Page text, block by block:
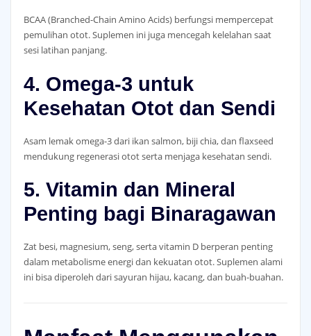
BCAA (Branched-Chain Amino Acids) berfungsi mempercepat
pemulihan otot. Suplemen ini juga mencegah kelelahan saat
sesi latihan panjang.
4. Omega-3 untuk
Kesehatan Otot dan Sendi
Asam lemak omega-3 dari ikan salmon, biji chia, dan flaxseed
mendukung regenerasi otot serta menjaga kesehatan sendi.
5. Vitamin dan Mineral
Penting bagi Binaragawan
Zat besi, magnesium, seng, serta vitamin D berperan penting
dalam metabolisme energi dan kekuatan otot. Suplemen alami
ini bisa diperoleh dari sayuran hijau, kacang, dan buah-buahan.